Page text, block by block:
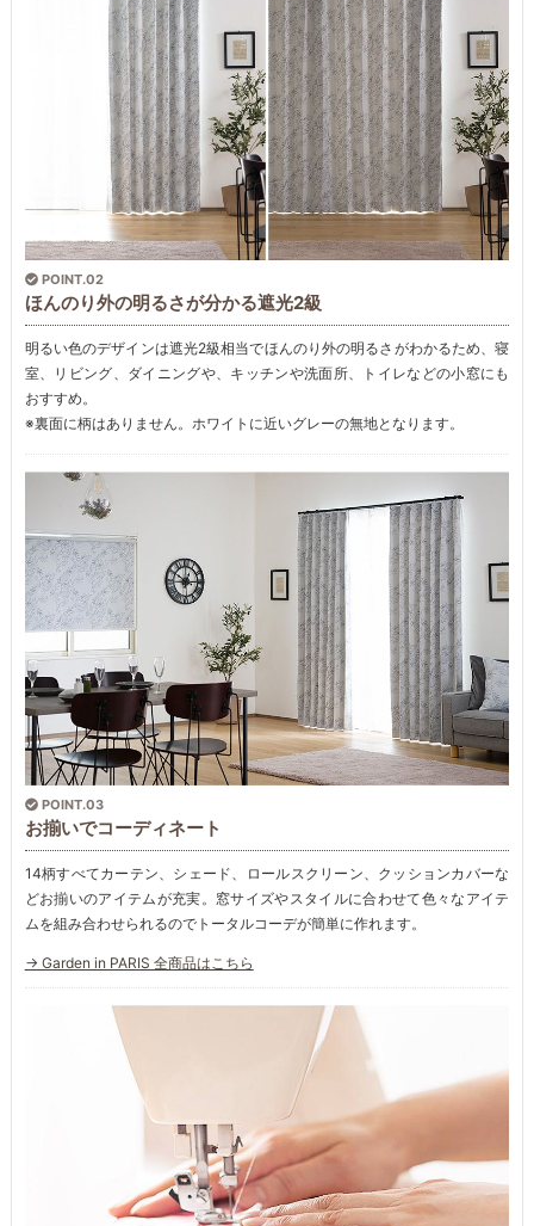
POINT.02
ほんのり外の明るさが分かる遮光2級
明るい色のデザインは遮光2級相当でほんのり外の明るさがわかるため、寝
室、リビング、ダイニングや、キッチンや洗面所、トイレなどの小窓にも
おすすめ。
※裏面に柄はありません。ホワイトに近いグレーの無地となります。
POINT.03
お揃いでコーディネート
14柄すべてカーテン、シェード、ロールスクリーン、クッションカバーな
どお揃いのアイテムが充実。窓サイズやスタイルに合わせて色々なアイテ
ムを組み合わせられるのでトータルコーデが簡単に作れます。
→ Garden in PARIS 全商品はこちら